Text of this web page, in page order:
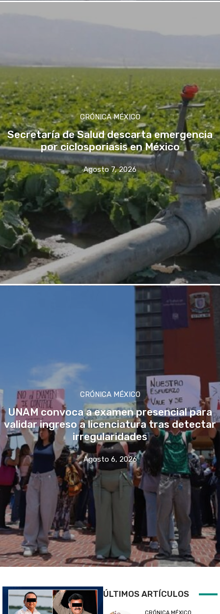
CRÓNICA MÉXICO
Secretaría de Salud descarta emergencia
por ciclosporiasis en México
Agosto 7, 2026
CRÓNICA MÉXICO
UNAM convoca a examen presencial para
validar ingreso a licenciatura tras detectar
irregularidades
Agosto 6, 2026
ÚLTIMOS ARTÍCULOS